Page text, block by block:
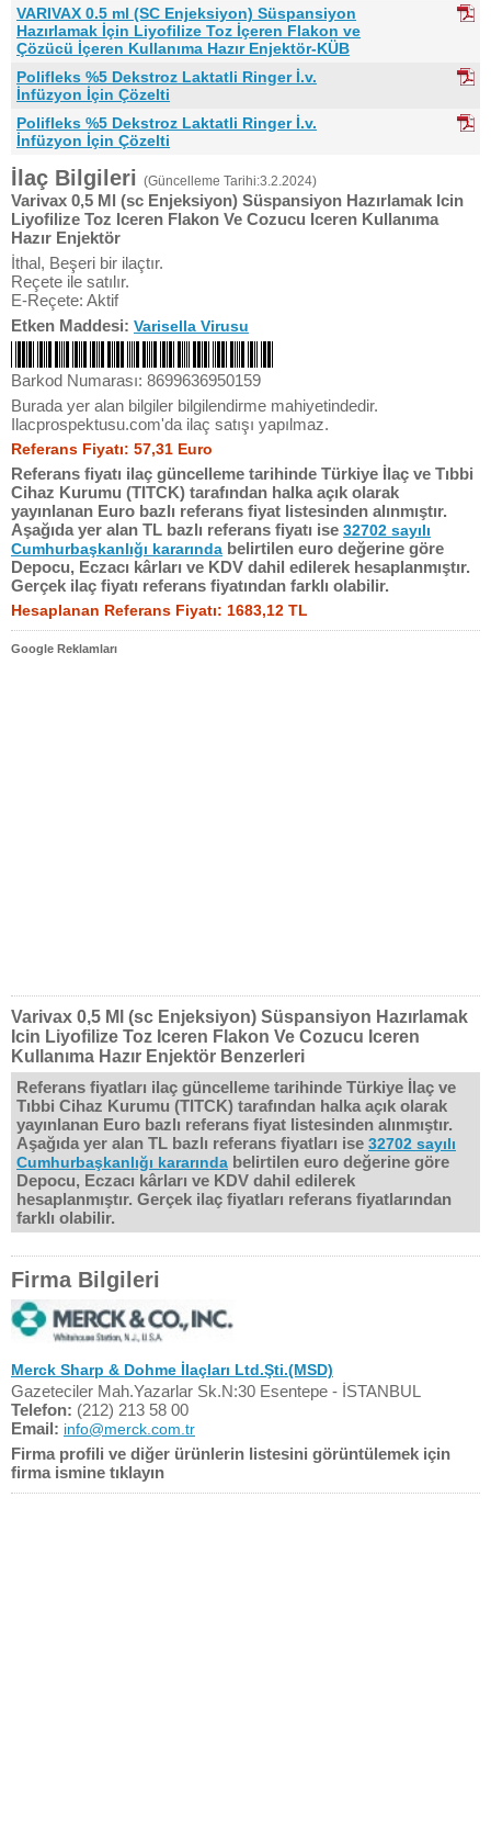
VARIVAX 0.5 ml (SC Enjeksiyon) Süspansiyon
Hazırlamak İçin Liyofilize Toz İçeren Flakon ve
Çözücü İçeren Kullanıma Hazır Enjektör-KÜB
Polifleks %5 Dekstroz Laktatli Ringer İ.v.
İnfüzyon İçin Çözelti
Polifleks %5 Dekstroz Laktatli Ringer İ.v.
İnfüzyon İçin Çözelti
İlaç Bilgileri (Güncelleme Tarihi:3.2.2024)
Varivax 0,5 Ml (sc Enjeksiyon) Süspansiyon Hazırlamak Icin
Liyofilize Toz Iceren Flakon Ve Cozucu Iceren Kullanıma
Hazır Enjektör
İthal, Beşeri bir ilaçtır.
Reçete ile satılır.
E-Reçete: Aktif
Etken Maddesi: Varisella Virusu
Barkod Numarası: 8699636950159
Burada yer alan bilgiler bilgilendirme mahiyetindedir.
Ilacprospektusu.com'da ilaç satışı yapılmaz.
Referans Fiyatı: 57,31 Euro
Referans fiyatı ilaç güncelleme tarihinde Türkiye İlaç ve Tıbbi
Cihaz Kurumu (TITCK) tarafından halka açık olarak
yayınlanan Euro bazlı referans fiyat listesinden alınmıştır.
Aşağıda yer alan TL bazlı referans fiyatı ise 32702 sayılı
Cumhurbaşkanlığı kararında belirtilen euro değerine göre
Depocu, Eczacı kârları ve KDV dahil edilerek hesaplanmıştır.
Gerçek ilaç fiyatı referans fiyatından farklı olabilir.
Hesaplanan Referans Fiyatı: 1683,12 TL
Google Reklamları
Varivax 0,5 Ml (sc Enjeksiyon) Süspansiyon Hazırlamak
Icin Liyofilize Toz Iceren Flakon Ve Cozucu Iceren
Kullanıma Hazır Enjektör Benzerleri
Referans fiyatları ilaç güncelleme tarihinde Türkiye İlaç ve
Tıbbi Cihaz Kurumu (TITCK) tarafından halka açık olarak
yayınlanan Euro bazlı referans fiyat listesinden alınmıştır.
Aşağıda yer alan TL bazlı referans fiyatları ise 32702 sayılı
Cumhurbaşkanlığı kararında belirtilen euro değerine göre
Depocu, Eczacı kârları ve KDV dahil edilerek
hesaplanmıştır. Gerçek ilaç fiyatları referans fiyatlarından
farklı olabilir.
Firma Bilgileri
Merck Sharp & Dohme İlaçları Ltd.Şti.(MSD)
Gazeteciler Mah.Yazarlar Sk.N:30 Esentepe - İSTANBUL
Telefon: (212) 213 58 00
Email: info@merck.com.tr
Firma profili ve diğer ürünlerin listesini görüntülemek için
firma ismine tıklayın